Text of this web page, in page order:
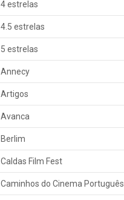
4 estrelas
4.5 estrelas
5 estrelas
Annecy
Artigos
Avanca
Berlim
Caldas Film Fest
Caminhos do Cinema Português